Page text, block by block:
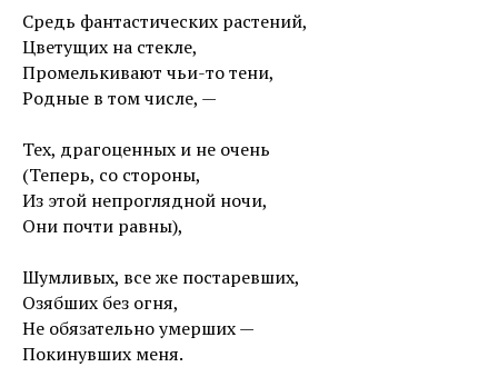
Средь фантастических растений,
Цветущих на стекле,
Промелькивают чьи-то тени,
Родные в том числе, —
Тех, драгоценных и не очень
(Теперь, со стороны,
Из этой непроглядной ночи,
Они почти равны),
Шумливых, все же постаревших,
Озябших без огня,
Не обязательно умерших —
Покинувших меня.